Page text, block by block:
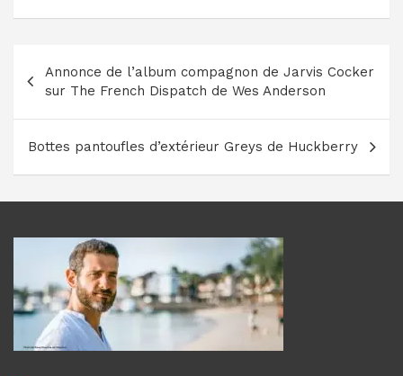
Navigation
de
l’article
Annonce de l’album compagnon de Jarvis Cocker
sur The French Dispatch de Wes Anderson
Bottes pantoufles d’extérieur Greys de Huckberry